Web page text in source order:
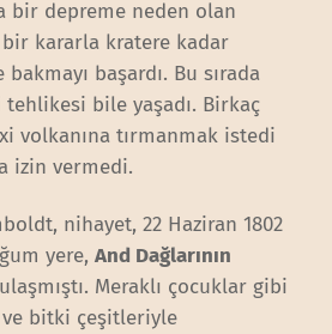
bir depreme neden olan
bir kararla kratere kadar
başardı. Bu sırada
bile yaşadı. Birkaç
volkanına tırmanmak istedi
izin vermedi.
nihayet, 22 Haziran 1802
yere,And Dağlarının
Meraklı çocuklar gibi
ve bitki çeşitleriyle